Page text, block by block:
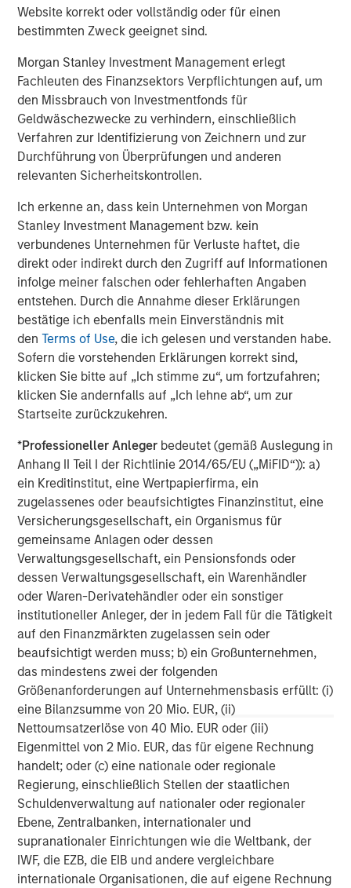
Website korrekt oder vollständig oder für einen
bestimmten Zweck geeignet sind.
Morgan Stanley Investment Management erlegt
Fachleuten des Finanzsektors Verpflichtungen auf, um
den Missbrauch von Investmentfonds für
Geldwäschezwecke zu verhindern, einschließlich
Verfahren zur Identifizierung von Zeichnern und zur
Durchführung von Überprüfungen und anderen
relevanten Sicherheitskontrollen.
Ich erkenne an, dass kein Unternehmen von Morgan
Stanley Investment Management bzw. kein
verbundenes Unternehmen für Verluste haftet, die
direkt oder indirekt durch den Zugriff auf Informationen
infolge meiner falschen oder fehlerhaften Angaben
entstehen. Durch die Annahme dieser Erklärungen
bestätige ich ebenfalls mein Einverständnis mit
denTerms of Use, die ich gelesen und verstanden habe.
Sofern die vorstehenden Erklärungen korrekt sind,
klicken Sie bitte auf „Ich stimme zu“, um fortzufahren;
klicken Sie andernfalls auf „Ich lehne ab“, um zur
Startseite zurückzukehren.
*Professioneller Anleger bedeutet (gemäß Auslegung in
Anhang II Teil I der Richtlinie 2014/65/EU („MiFID“)): a)
ein Kreditinstitut, eine Wertpapierfirma, ein
zugelassenes oder beaufsichtigtes Finanzinstitut, eine
Versicherungsgesellschaft, ein Organismus für
gemeinsame Anlagen oder dessen
Verwaltungsgesellschaft, ein Pensionsfonds oder
dessen Verwaltungsgesellschaft, ein Warenhändler
oder Waren-Derivatehändler oder ein sonstiger
institutioneller Anleger, der in jedem Fall für die Tätigkeit
auf den Finanzmärkten zugelassen sein oder
beaufsichtigt werden muss; b) ein Großunternehmen,
das mindestens zwei der folgenden
Größenanforderungen auf Unternehmensbasis erfüllt: (i)
eine Bilanzsumme von 20 Mio. EUR, (ii)
Nettoumsatzerlöse von 40 Mio. EUR oder (iii)
Eigenmittel von 2 Mio. EUR, das für eigene Rechnung
handelt; oder (c) eine nationale oder regionale
Regierung, einschließlich Stellen der staatlichen
Schuldenverwaltung auf nationaler oder regionaler
Ebene, Zentralbanken, internationaler und
supranationaler Einrichtungen wie die Weltbank, der
IWF, die EZB, die EIB und andere vergleichbare
internationale Organisationen, die auf eigene Rechnung
Living, Assisted Living, Enhanced Care, and Wellspring
Village™, a specialized neighborhood for people living
with Alzheimer’s disease and other forms of dementia.
Brightview’s award-winning culture has been recognized
at the top of Fortune Magazine’s Best Workplace in Aging
Services for five years in a row and is the only senior
living company recognized multiple times by Fortune’s
100 Best Companies to Work for, Fortune’s Best
Workplaces for Women, and People Magazine’s
top three organizations in the country for the percentage
of communities awarded U.S. News & World Report’s Best
Independent Living, Best Assisted Living, and Best
Memory Care awards.
About Morgan Stanley Real Estate Investing
Morgan Stanley Real Estate Investing (MSREI) is the global
private real estate investment management business of
Morgan Stanley. One of the most active property
investors in the world for over three decades, MSREI
employs a patient, disciplined approach through global
value-add / opportunistic and regional core / core-plus
real estate investment strategies. With 17 offices
throughout the U.S., Europe and Asia, regional teams of
dedicated real estate professionals combine a unique
global perspective with local presence and significant
transaction execution expertise. MSREI currently
manages $53 billion of gross real estate assets
worldwide on behalf of its clients.
About Morgan Stanley Investment Management
Morgan Stanley Investment Management, together with
its investment advisory affiliates, has more than 1,300
investment professionals around the world and $1.6
trillion in assets under management or supervision as of
September 30, 2024. Morgan Stanley Investment
Management strives to provide strong long-term
investment performance, outstanding service, and a
comprehensive suite of investment management
solutions to a diverse client base, which includes
governments, institutions, corporations and individuals
worldwide. For further information about Morgan Stanley
Investment Management, please visit
www.morganstanley.com/im.
About Morgan Stanley